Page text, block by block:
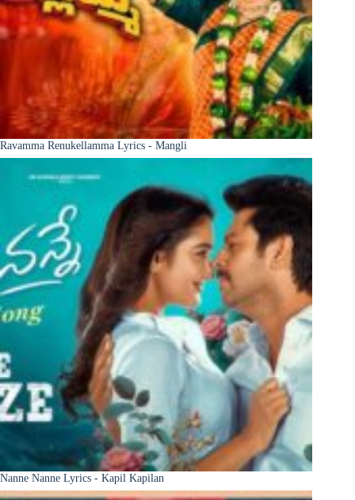
Ravamma Renukellamma Lyrics - Mangli
Nanne Nanne Lyrics - Kapil Kapilan